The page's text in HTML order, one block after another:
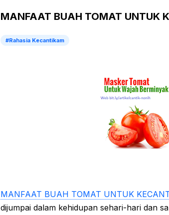
MANFAAT BUAH TOMAT UNTUK
#Rahasia Kecantikam
MANFAAT BUAH TOMAT UNTUK
dijumpai dalam kehidupan sehari-hari dan